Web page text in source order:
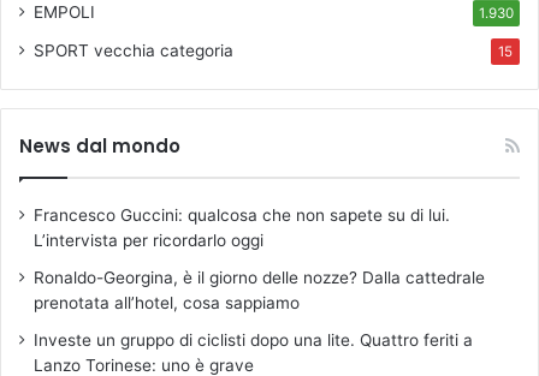
d
i
EMPOLI 1.930
SPORT vecchia categoria 15
News dal mondo
Francesco Guccini: qualcosa che non sapete su di lui.
L’intervista per ricordarlo oggi
Ronaldo-Georgina, è il giorno delle nozze? Dalla cattedrale
prenotata all’hotel, cosa sappiamo
Investe un gruppo di ciclisti dopo una lite. Quattro feriti a
Lanzo Torinese: uno è grave